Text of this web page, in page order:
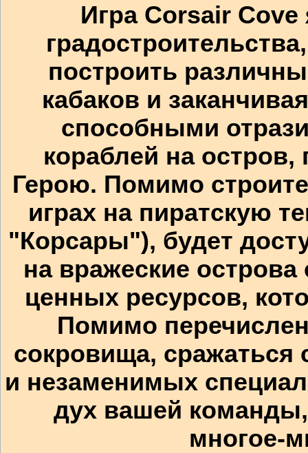
Игра Corsair
построить
кабаков и
способными
кораблей на
Герою. Помимо
играх на пиратскую
"Корсары"), будет
на вражеские
ценных ресурсов,
Помимо
сокровища,
и незаменимых
дух вашей
многое-